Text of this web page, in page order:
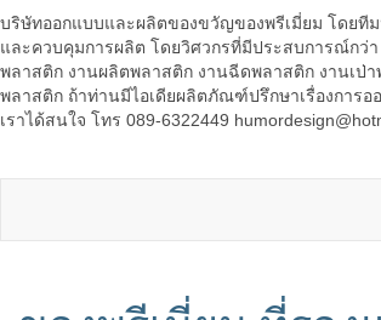
บริษัทออกแบบและผลิตของขวัญของพรีเมี่ยม โดยที
และควบคุมการผลิต โดยวิศวกรที่มีประสบการณ์กว่
พลาสติก งานผลิตพลาสติก งานฉีดพลาสติก งานเป่
พลาสติก ถ้าท่านมีไอเดียผลิตภัณฑ์ปรึกษาเรื่องการอ
เราได้สนใจ โทร 089-6322449